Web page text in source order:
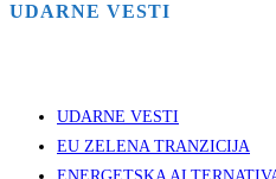
UDARNE VESTI
UDARNE VESTI
EU ZELENA TRANZICIJA